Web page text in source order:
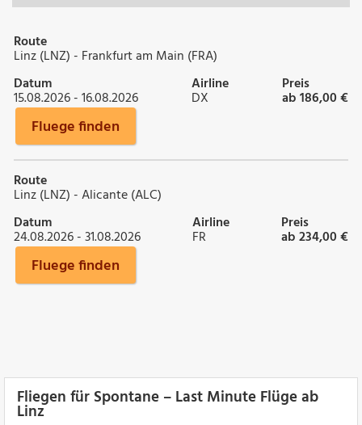
Route
Linz (LNZ) - Frankfurt am Main (FRA)
Datum
15.08.2026 - 16.08.2026
Airline
DX
Preis
ab 186,00 €
Fluege finden
Route
Linz (LNZ) - Alicante (ALC)
Datum
24.08.2026 - 31.08.2026
Airline
FR
Preis
ab 234,00 €
Fluege finden
Fliegen für Spontane – Last Minute Flüge ab
Linz